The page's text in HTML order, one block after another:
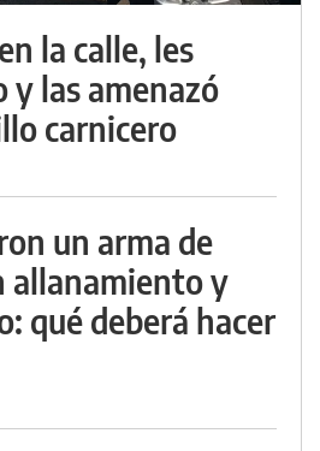
la calle, les
y las amenazó
carnicero
un arma de
allanamiento y
qué deberá hacer